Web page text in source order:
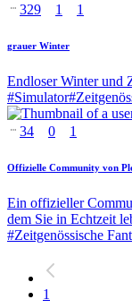
329 1 1
grauer Winter
Endloser Winter und
#Simulator#
34 0 1
Offizielle Community von
Ein offizieller
dem Sie in Echtzeit
#Zeitgenössische
1